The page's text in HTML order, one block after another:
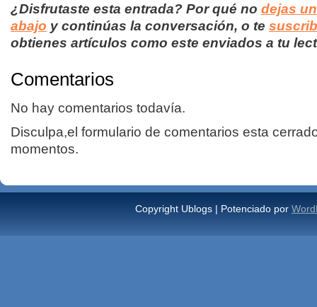
¿Disfrutaste esta entrada? Por qué no dejas
abajo y continúas la conversación, o te
obtienes artículos como este enviados a tu
Comentarios
No hay comentarios todavía.
Disculpa,el formulario de comentarios esta
momentos.
Copyright Ublogs | Potenciado por